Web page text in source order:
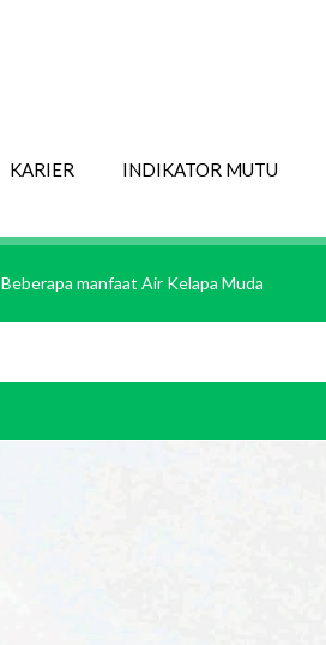
KARIER INDIKATOR MUTU
Beberapa manfaat Air Kelapa Muda